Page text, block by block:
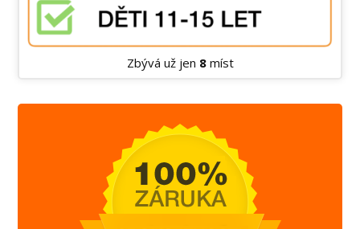
Zbývá už jen 8 míst